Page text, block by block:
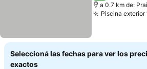
a 0.7 km de:
Piscina exterior
Seleccioná las fechas para ver los
exactos